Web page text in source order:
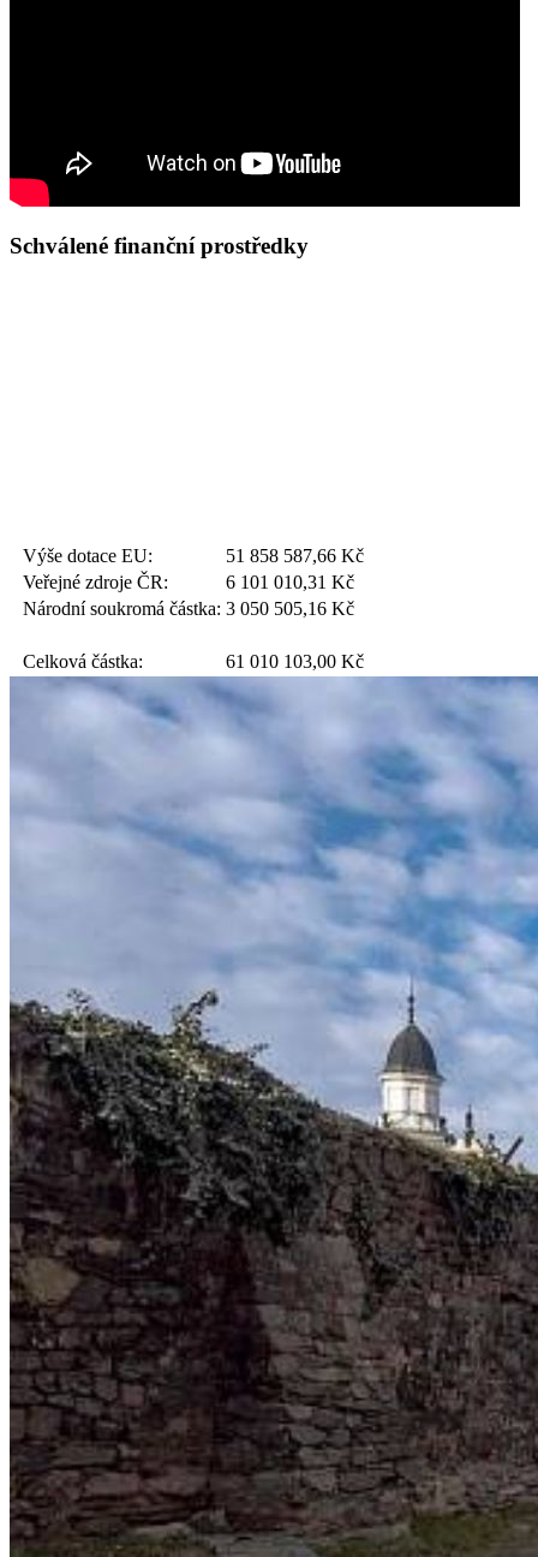
Schválené finanční prostředky
Výše dotace EU: 51 858 587,66 Kč
Veřejné zdroje ČR:
6 101 010,31 Kč
Národní soukromá částka: 3 050 505,16 Kč
Celková částka: 61 010 103,00 Kč